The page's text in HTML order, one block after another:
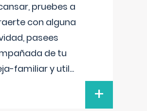
pruebes a
con alguna
pasees
de tu
familiar y util...
+